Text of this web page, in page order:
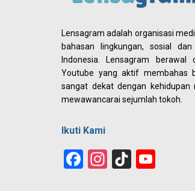
Lensagram adalah organisasi
bahasan lingkungan, sosial
Indonesia. Lensagram berawal
Youtube yang aktif membahas
sangat dekat dengan kehidupan
mewawancarai sejumlah tokoh.
Ikuti Kami
Facebook
Instagram
TikTok